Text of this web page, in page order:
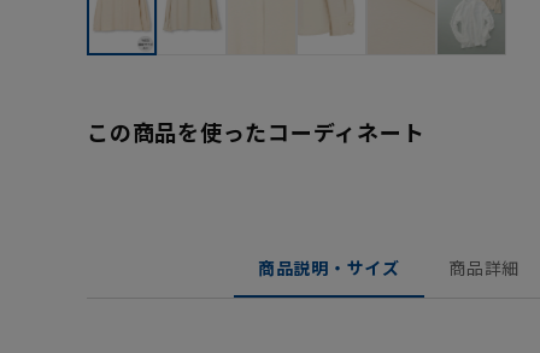
この商品を使ったコーディネート
商品説明・サイズ 商品詳細